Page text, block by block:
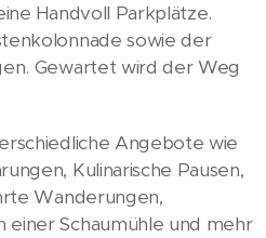
Handvoll Parkplätze.
sowie der
Gewartet wird der Weg
Angebote wie
Kulinarische Pausen,
Wanderungen,
einer Schaumühle und mehr